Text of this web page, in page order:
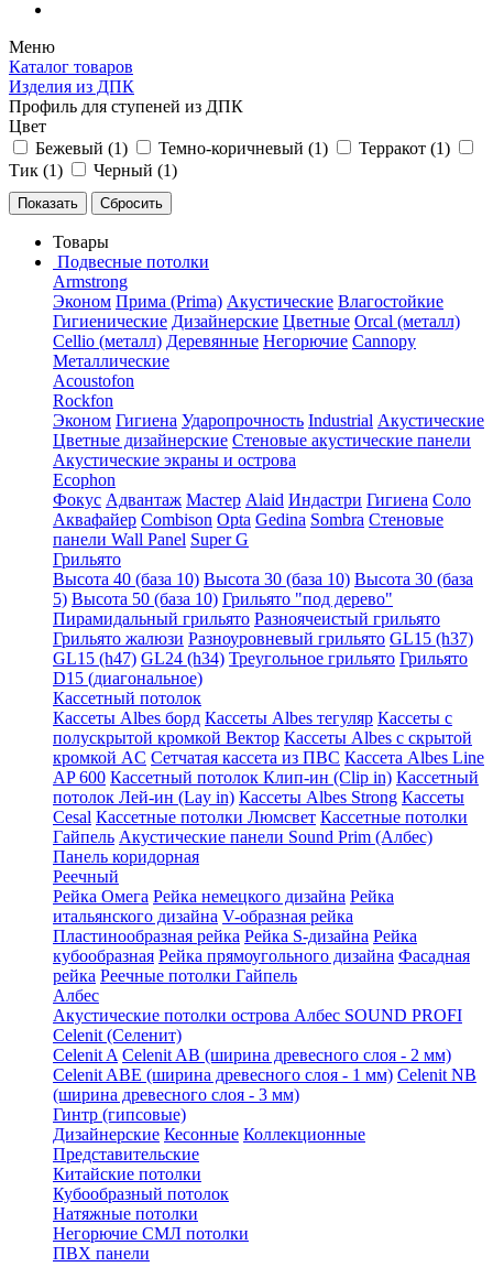
Меню
Каталог товаров
Изделия из ДПК
Профиль для ступеней из ДПК
Цвет
Бежевый (1) Темно-коричневый (1) Терракот (1)
Тик (1) Черный (1)
Товары
Подвесные потолки
Armstrong
Эконом Прима (Prima) Акустические Влагостойкие
Гигиенические Дизайнерские Цветные Orcal (металл)
Cellio (металл) Деревянные Негорючие Cannopy
Металлические
Acoustofon
Rockfon
Эконом Гигиена Ударопрочность Industrial Акустические
Цветные дизайнерские Стеновые акустические панели
Акустические экраны и острова
Ecophon
Фокус Адвантаж Мастер Alaid Индастри Гигиена Соло
Аквафайер Combison Opta Gedina Sombra Стеновые
панели Wall Panel Super G
Грильято
Высота 40 (база 10) Высота 30 (база 10) Высота 30 (база
5) Высота 50 (база 10) Грильято "под дерево"
Пирамидальный грильято Разноячеистый грильято
Грильято жалюзи Разноуровневый грильято GL15 (h37)
GL15 (h47) GL24 (h34) Треугольное грильято Грильято
D15 (диагональное)
Кассетный потолок
Кассеты Albes борд Кассеты Albes тегуляр Кассеты с
полускрытой кромкой Вектор Кассеты Albes с скрытой
кромкой AC Сетчатая кассета из ПВС Кассета Albes Line
AP 600 Кассетный потолок Клип-ин (Clip in) Кассетный
потолок Лей-ин (Lay in) Кассеты Albes Strong Кассеты
Cesal Кассетные потолки Люмсвет Кассетные потолки
Гайпель Акустические панели Sound Prim (Албес)
Панель коридорная
Реечный
Рейка Омега Рейка немецкого дизайна Рейка
итальянского дизайна V-образная рейка
Пластинообразная рейка Рейка S-дизайна Рейка
кубообразная Рейка прямоугольного дизайна Фасадная
рейка Реечные потолки Гайпель
Албес
Акустические потолки острова Албес SOUND PROFI
Celenit (Селенит)
Celenit A Celenit AB (ширина древесного слоя - 2 мм)
Celenit ABE (ширина древесного слоя - 1 мм) Celenit NB
(ширина древесного слоя - 3 мм)
Гинтр (гипсовые)
Дизайнерские Кесонные Коллекционные
Представительские
Китайские потолки
Кубообразный потолок
Натяжные потолки
Негорючие СМЛ потолки
ПВХ панели